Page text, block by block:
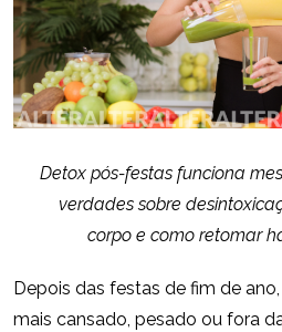
Detox pós-festas funciona
verdades sobre
corpo e como retomar
Depois das festas de fim de
mais cansado, pesado ou fora